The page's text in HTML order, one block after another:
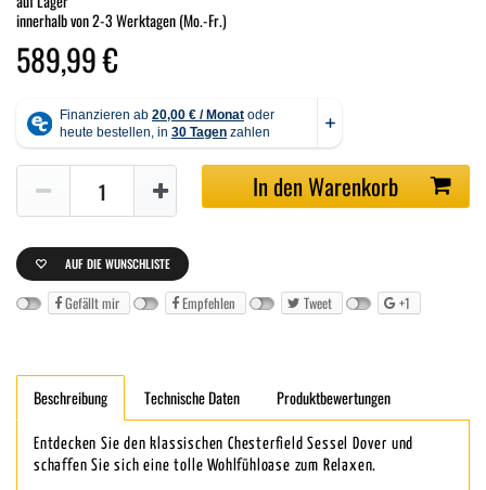
innerhalb von 2-3 Werktagen (Mo.-Fr.)
589,99 €
In den Warenkorb
AUF DIE WUNSCHLISTE
Gefällt mir Empfehlen Tweet +1
Beschreibung Technische Daten Produktbewertungen
Entdecken Sie den klassischen Chesterfield Sessel Dover und
schaffen Sie sich eine tolle Wohlfühloase zum Relaxen.